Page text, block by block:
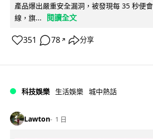
產品爆出嚴重安全漏洞，被發現每 35 秒便
線，旗...
閱讀全文
351 78 ↗ 分享
科技娛樂 生活娛樂 城中熱話
Lawton 1 日